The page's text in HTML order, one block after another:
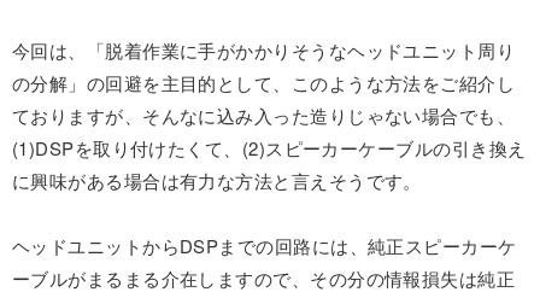
今回は、「脱着作業に手がかかりそうなヘッドユニット周り
の分解」の回避を主目的として、このような方法をご紹介し
ておりますが、そんなに込み入った造りじゃない場合でも、
(1)DSPを取り付けたくて、(2)スピーカーケーブルの引き換え
に興味がある場合は有力な方法と言えそうです。
ヘッドユニットからDSPまでの回路には、純正スピーカーケ
ーブルがまるまる介在しますので、その分の情報損失は純正